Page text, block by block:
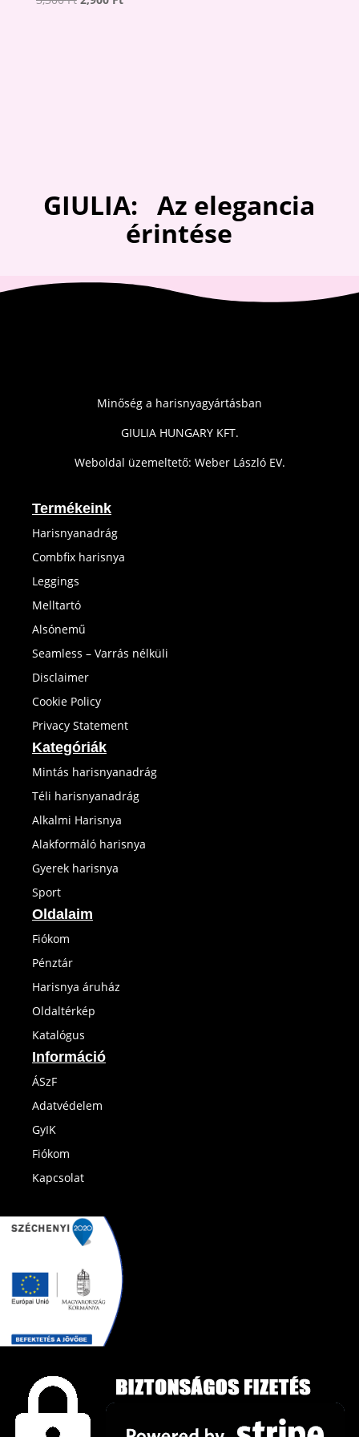
GIULIA: Az elegancia
érintése
Minőség a harisnyagyártásban
GIULIA HUNGARY KFT.
Weboldal üzemeltető: Weber László EV.
Termékeink
Harisnyanadrág
Combfix harisnya
Leggings
Melltartó
Alsónemű
Seamless – Varrás nélküli
Disclaimer
Cookie Policy
Privacy Statement
Kategóriák
Mintás harisnyanadrág
Téli harisnyanadrág
Alkalmi Harisnya
Alakformáló harisnya
Gyerek harisnya
Sport
Oldalaim
Fiókom
Pénztár
Harisnya áruház
Oldaltérkép
Katalógus
Információ
ÁSzF
Adatvédelem
GyIK
Fiókom
Kapcsolat